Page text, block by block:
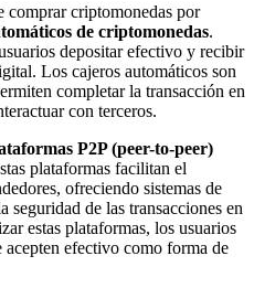
comprar criptomonedas por
de criptomonedas.
depositar efectivo y recibir
Los cajeros automáticos son
completar la transacción en
con terceros.
P2P (peer-to-peer)
plataformas facilitan el
ofreciendo sistemas de
seguridad de las transacciones en
estas plataformas, los usuarios
acepten efectivo como forma de